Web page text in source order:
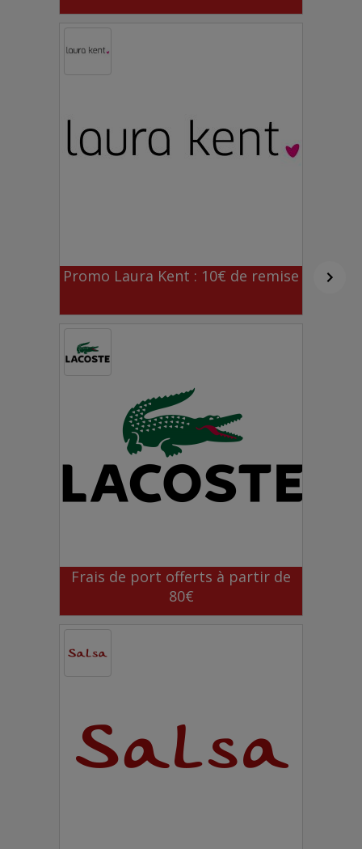
Promo Laura Kent : 10€ de remise
Frais de port offerts à partir de
80€